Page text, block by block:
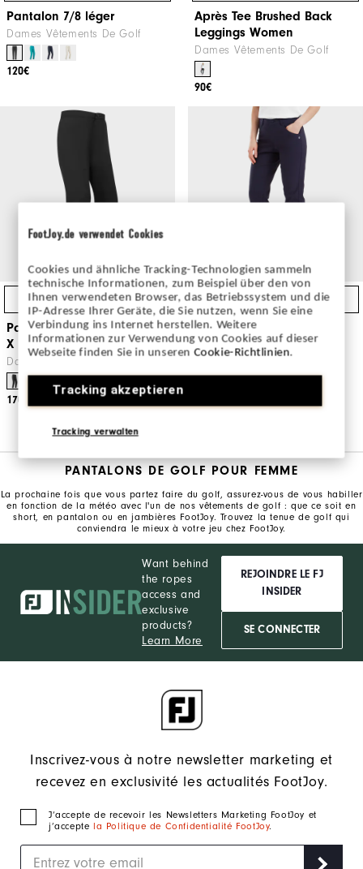
FootJoy.de verwendet Cookies
Cookies und ähnliche Tracking-Technologien sammeln
technische Informationen, zum Beispiel über den von
Ihnen verwendeten Browser, das Betriebssystem und die
IP-Adresse Ihrer Geräte, die Sie nutzen, wenn Sie eine
Verbindung ins Internet herstellen. Weitere
Informationen zur Verwendung von Cookies auf dieser
Webseite finden Sie in unserenCookie-Richtlinien.
Tracking akzeptieren
Tracking verwalten
Pantalon 7/8 léger
Dames Vêtements De Golf
120€
Après Tee Brushed Back
Leggings Women
Dames Vêtements De Golf
90€
Achat Express
Pantalon de pluie HydroLite
X Femme
Dames Vêtements De Golf
170€
Achat Express
Pantalon ThermoSeries
Femme
PANTALONS DE GOLF POUR FEMME
La prochaine fois que vous partez faire du golf, assurez-vous de vous habiller
en fonction de la météo avec l'un de nos vêtements de golf : que ce soit en
short, en pantalon ou en jambières FootJoy. Trouvez la tenue de golf qui
conviendra le mieux à votre jeu chez FootJoy.
Want behind
the ropes
access and
exclusive
products?
Learn More
REJOINDRE LE FJ
INSIDER
SE CONNECTER
Inscrivez-vous à notre newsletter marketing et
recevez en exclusivité les actualités FootJoy.
J‘accepte de recevoir les Newsletters Marketing FootJoy et
j’accepte la Politique de Confidentialité FootJoy.